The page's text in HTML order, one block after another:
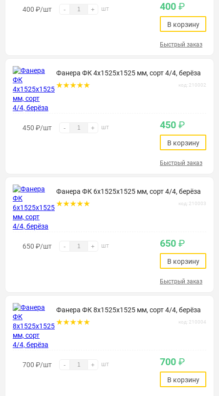
400 ₽/шт - + шт 400 ₽
В корзину
Быстрый заказ
Фанера ФК 4х1525х1525 мм, сорт 4/4, берёза
код: 210002
450 ₽/шт - + шт 450 ₽
В корзину
Быстрый заказ
Фанера ФК 6х1525х1525 мм, сорт 4/4, берёза
код: 210003
650 ₽/шт - + шт 650 ₽
В корзину
Быстрый заказ
Фанера ФК 8х1525х1525 мм, сорт 4/4, берёза
код: 210004
700 ₽/шт - + шт 700 ₽
В корзину